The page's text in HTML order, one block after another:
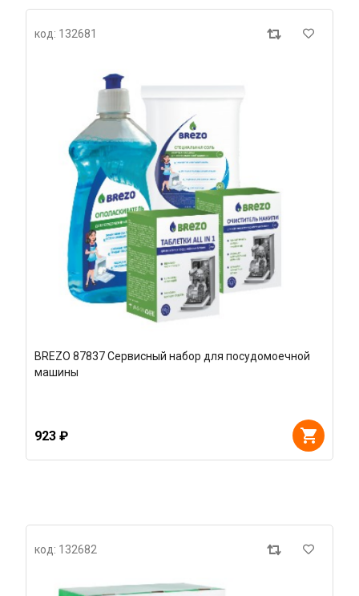
код: 132681
BREZO 87837 Сервисный набор для посудомоечной
машины
923 ₽
код: 132682